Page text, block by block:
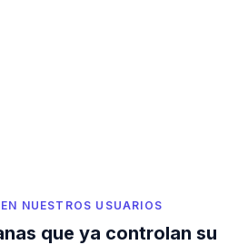
NUESTROS USUARIOS
que ya controlan su